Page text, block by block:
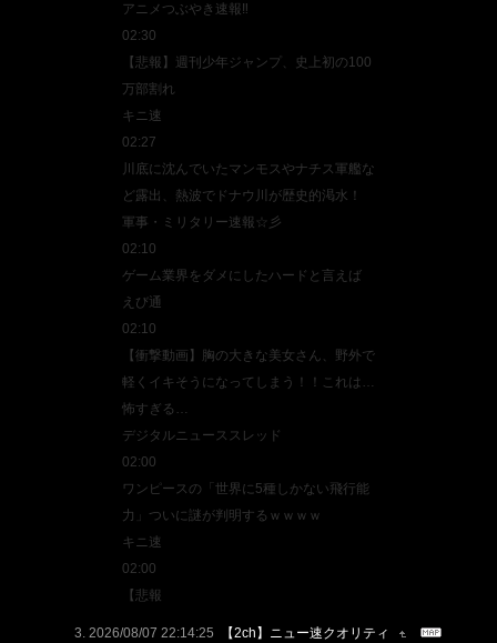
アニメつぶやき速報‼︎
02:30
【悲報】週刊少年ジャンプ、史上初の100
万部割れ
キニ速
02:27
川底に沈んでいたマンモスやナチス軍艦な
ど露出、熱波でドナウ川が歴史的渇水！
軍事・ミリタリー速報☆彡
02:10
ゲーム業界をダメにしたハードと言えば
えび通
02:10
【衝撃動画】胸の大きな美女さん、野外で
軽くイキそうになってしまう！！これは…
怖すぎる…
デジタルニューススレッド
02:00
ワンピースの「世界に5種しかない飛行能
力」ついに謎が判明するｗｗｗｗ
キニ速
02:00
【悲報
2026/08/07 22:14:25 【2ch】ニュー速クオリティ